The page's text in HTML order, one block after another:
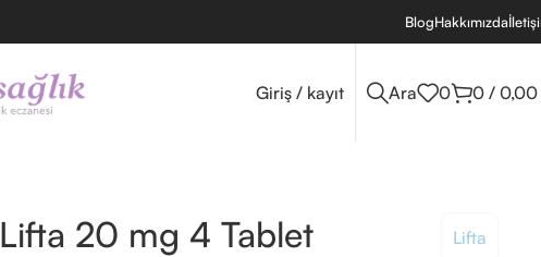
BlogHakkımızda
Giriş / kayıt Ara 0 0 / 0,00
Lifta 20 mg 4 Tablet Lifta